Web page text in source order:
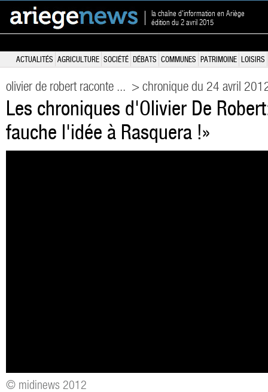
la chaîne d'information en Ariège
édition du 2 avril 2015
ACTUALITÉS AGRICULTURE SOCIÉTÉ DÉBATS COMMUNES PATRIMOINE LOISIRS
olivier de robert raconte ... > chronique du 24 avril
Les chroniques d'Olivier De
fauche l'idée à Rasquera !»
© midinews 2012